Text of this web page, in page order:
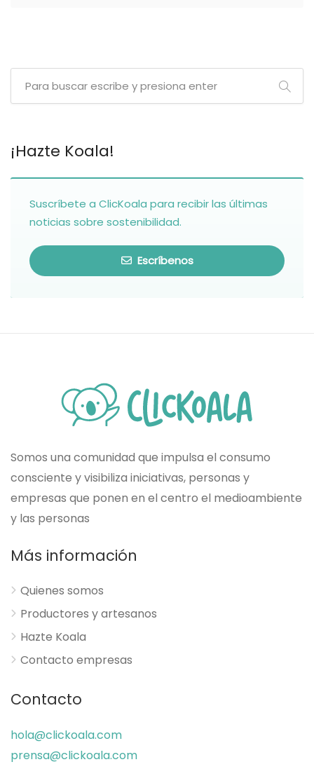
¡Hazte Koala!
Suscríbete a ClicKoala para recibir las últimas
noticias sobre sostenibilidad.
Escríbenos
Somos una comunidad que impulsa el consumo
consciente y visibiliza iniciativas, personas y
empresas que ponen en el centro el medioambiente
y las personas
Más información
Quienes somos
Productores y artesanos
Hazte Koala
Contacto empresas
Contacto
hola@clickoala.com
prensa@clickoala.com